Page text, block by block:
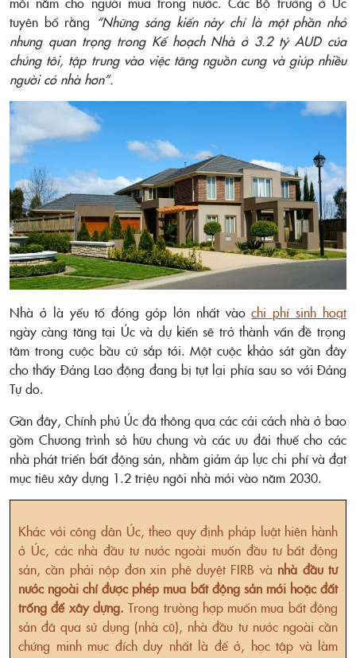
tuyên bố rằng “Những sáng kiến này chỉ là một phần nhỏ
nhưng quan trọng trong Kế hoạch Nhà ở 3.2 tỷ AUD của
chúng tôi, tập trung vào việc tăng nguồn cung và giúp nhiều
người có nhà hơn”.
Nhà ở là yếu tố đóng góp lớn nhất vàochi phí sinh hoạt
ngày càng tăng tại Úc và dự kiến sẽ trở thành vấn đề trọng
tâm trong cuộc bầu cử sắp tới. Một cuộc khảo sát gần đây
cho thấy Đảng Lao động đang bị tụt lại phía sau so với Đảng
Tự do.
Gần đây, Chính phủ Úc đã thông qua các cải cách nhà ở bao
gồm Chương trình sở hữu chung và các ưu đãi thuế cho các
nhà phát triển bất động sản, nhằm giảm áp lực chi phí và đạt
mục tiêu xây dựng 1.2 triệu ngôi nhà mới vào năm 2030.
Khác với công dân Úc, theo quy định pháp luật hiện hành
ở Úc, các nhà đầu tư nước ngoài muốn đầu tư bất động
sản, cần phải nộp đơn xin phê duyệt FIRB và nhà đầu tư
nước ngoài chỉ được phép mua bất động sản mới hoặc đất
trống để xây dựng.Trong trường hợp muốn mua bất động
sản đã qua sử dụng (nhà cũ), nhà đầu tư nước ngoài cần
chứng minh mục đích duy nhất là để ở, học tập và làm